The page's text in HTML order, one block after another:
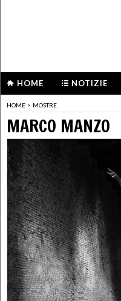
HOME NOTIZIE
HOME > MOSTRE
MARCO MANZO